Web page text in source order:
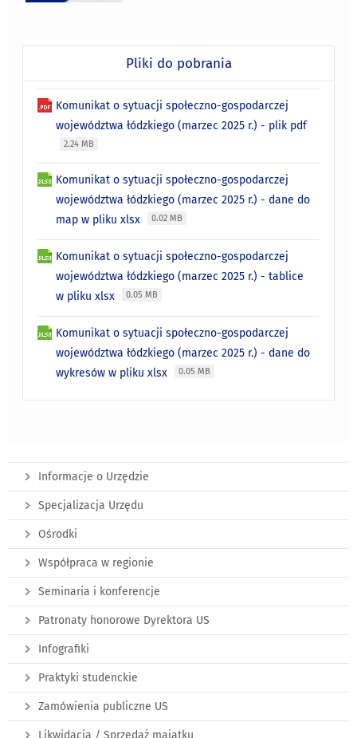
Pliki do pobrania
Komunikat o sytuacji społeczno-gospodarczej
województwa łódzkiego (marzec 2025 r.) - plik pdf
2.24 MB
Komunikat o sytuacji społeczno-gospodarczej
województwa łódzkiego (marzec 2025 r.) - dane do
map w pliku xlsx
0.02 MB
Komunikat o sytuacji społeczno-gospodarczej
województwa łódzkiego (marzec 2025 r.) - tablice
w pliku xlsx
0.05 MB
Komunikat o sytuacji społeczno-gospodarczej
województwa łódzkiego (marzec 2025 r.) - dane do
wykresów w pliku xlsx
0.05 MB
Informacje o Urzędzie
Specjalizacja Urzędu
Ośrodki
Współpraca w regionie
Seminaria i konferencje
Patronaty honorowe Dyrektora US
Infografiki
Praktyki studenckie
Zamówienia publiczne US
Likwidacja / Sprzedaż majątku